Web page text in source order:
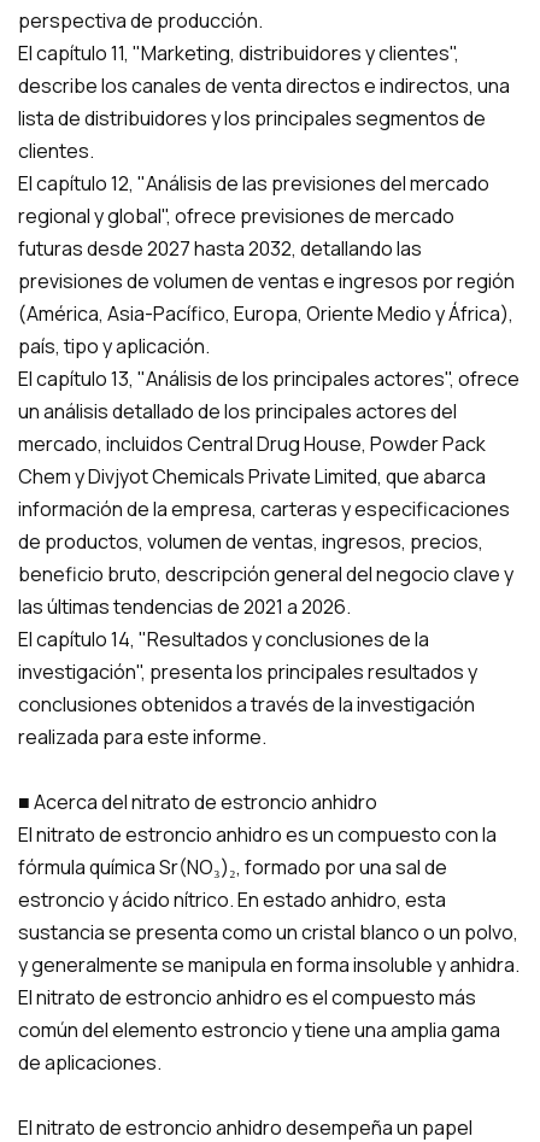
perspectiva de producción.
El capítulo 11, "Marketing, distribuidores y clientes",
describe los canales de venta directos e indirectos, una
lista de distribuidores y los principales segmentos de
clientes.
El capítulo 12, "Análisis de las previsiones del mercado
regional y global", ofrece previsiones de mercado
futuras desde 2027 hasta 2032, detallando las
previsiones de volumen de ventas e ingresos por región
(América, Asia-Pacífico, Europa, Oriente Medio y África),
país, tipo y aplicación.
El capítulo 13, "Análisis de los principales actores", ofrece
un análisis detallado de los principales actores del
mercado, incluidos Central Drug House, Powder Pack
Chem y Divjyot Chemicals Private Limited, que abarca
información de la empresa, carteras y especificaciones
de productos, volumen de ventas, ingresos, precios,
beneficio bruto, descripción general del negocio clave y
las últimas tendencias de 2021 a 2026.
El capítulo 14, "Resultados y conclusiones de la
investigación", presenta los principales resultados y
conclusiones obtenidos a través de la investigación
realizada para este informe.
■ Acerca del nitrato de estroncio anhidro
El nitrato de estroncio anhidro es un compuesto con la
fórmula química Sr(NO₃)₂, formado por una sal de
estroncio y ácido nítrico. En estado anhidro, esta
sustancia se presenta como un cristal blanco o un polvo,
y generalmente se manipula en forma insoluble y anhidra.
El nitrato de estroncio anhidro es el compuesto más
común del elemento estroncio y tiene una amplia gama
de aplicaciones.
El nitrato de estroncio anhidro desempeña un papel